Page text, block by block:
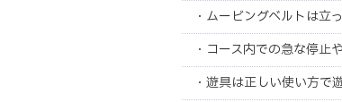
・ムービングベルトは立
・コース内での急な停止
・遊具は正しい使い方で